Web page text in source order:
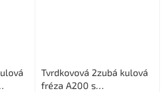
Tvrdkovová 2zubá kulová
fréza A200 s